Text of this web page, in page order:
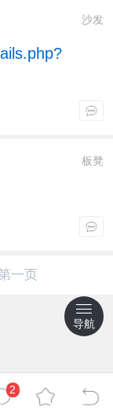
沙发
板凳
2
一页
导航